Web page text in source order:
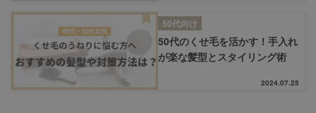
50代向け
50代のくせ毛を活かす！手入れ
が楽な髪型とスタイリング術
2024.07.25